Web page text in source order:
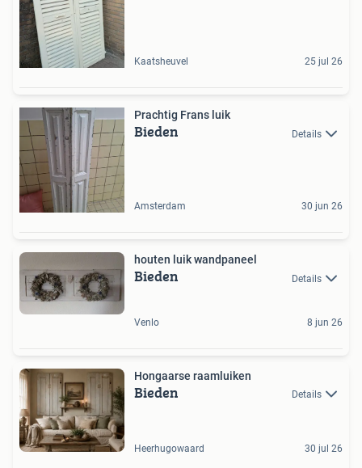
Kaatsheuvel 25 jul 26
Prachtig Frans luik
Bieden Details
Amsterdam 30 jun 26
houten luik wandpaneel
Bieden Details
Venlo 8 jun 26
Hongaarse raamluiken
Bieden Details
Heerhugowaard 30 jul 26